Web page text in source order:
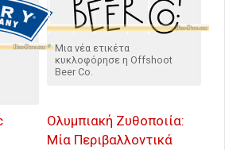
Μια νέα ετικέτα
κυκλοφόρησε η Offshoot
Beer Co.
Ολυμπιακή Ζυθοποιία:
Μία Περιβαλλοντικά